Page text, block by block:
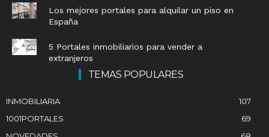
Los mejores portales para alquilar un piso en
España
5 Portales inmobiliarios para vender a
extranjeros
TEMAS POPULARES
INMOBILIARIA
107
1001PORTALES
69